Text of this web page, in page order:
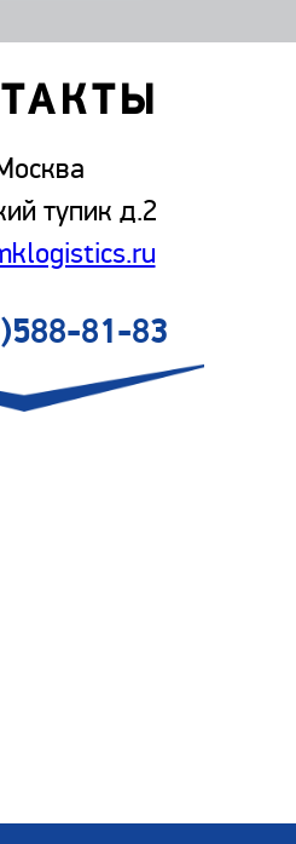
тупик д.2
81-83